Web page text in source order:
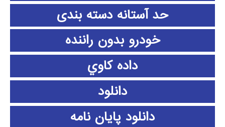
حد آستانه دسته بندی
خودرو بدون راننده
داده كاوي
دانلود
دانلود پايان نامه